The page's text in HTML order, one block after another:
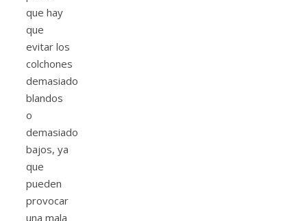
que hay
que
evitar los
colchones
demasiado
blandos
o
demasiado
bajos, ya
que
pueden
provocar
una mala